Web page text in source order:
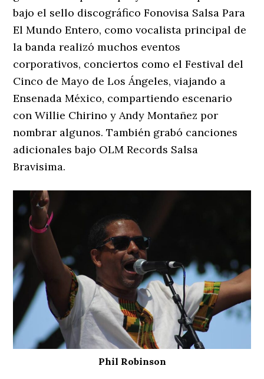
bajo el sello discográfico Fonovisa Salsa Para
El Mundo Entero, como vocalista principal de
la banda realizó muchos eventos
corporativos, conciertos como el Festival del
Cinco de Mayo de Los Ángeles, viajando a
Ensenada México, compartiendo escenario
con Willie Chirino y Andy Montañez por
nombrar algunos. También grabó canciones
adicionales bajo OLM Records Salsa
Bravisima.
Phil Robinson